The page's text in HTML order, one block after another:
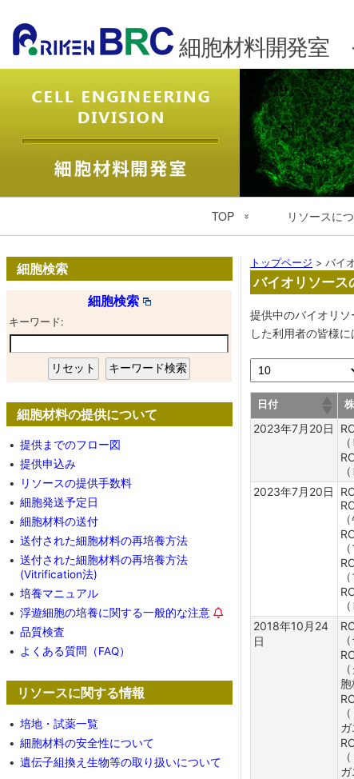
細胞材料開発室
ナ
ビ
ー
シ
TOP
English
理化学研究所 本所
バイオリソース研究センター
実験動物開発室
実験植物開発室
遺伝子材料開発室
微生物材料開発室
お知らせ一覧
事業の概要
BRCにおける個人情報保護につ
リソースに
細胞材料検索
一般細胞株
ヒトES細胞
オルガノイド
動物iPS細胞
動物ES、多能
研究用ヒト臍帯
患者血液細胞
日本人由来不
園田・田島コレ
後藤コレクショ
研究用ヒト間葉
(HMS)：提供終
トップページ > バイ
バイオリソース
提供中のバイオリ
した利用者の皆様
日付
2023年7月20日
2023年7月20日
2018年10月24
日
胞
ガ
ガ
細胞検索
細胞検索
キーワード:
細胞材料の提供について
• 提供までのフロー図
• 提供申込み
•
リソースの提供手数料
• 細胞発送予定日
• 細胞材料の送付
• 送付された細胞材料の再培養方法
• 送付された細胞材料の再培養方法
(Vitrification法)
• 培養マニュアル
• 浮遊細胞の培養に関する一般的な注意
• 品質検査
•
よくある質問（FAQ）
リソースに関する情報
• 培地・試薬一覧
• 細胞材料の安全性について
• 遺伝子組換え生物等の取り扱いについて